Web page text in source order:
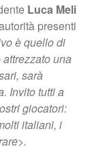
Luca Meli
presenti
è quello di
una
sarà
Invito tutti a
giocatori:
italiani, i